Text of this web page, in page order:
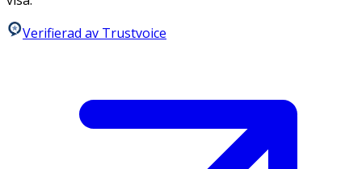
Verifierad av Trustvoice